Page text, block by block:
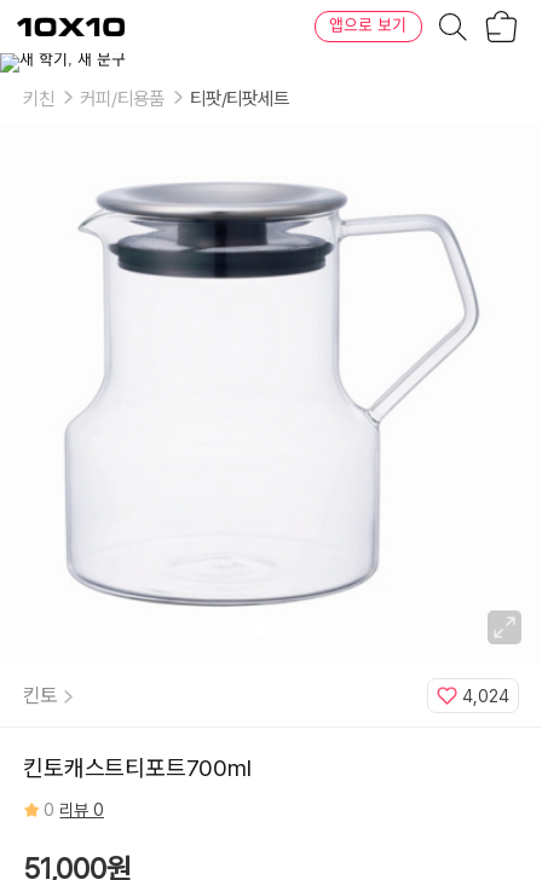
텐
바
텐
앱으로 보기
키친 커피/티용품 티팟/티팟세트
킨토 4,024
킨토캐스트티포트700ml
0 리뷰 0
51,000원